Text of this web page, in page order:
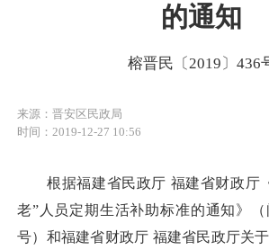
的通知
榕晋民〔2019〕436
来源：晋安区民政局
时间：2019-12-27 10:56
根据福建省民政厅 福建省财政厅
老”人员定期生活补助标准的通知》（
号）和福建省财政厅 福建省民政厅关